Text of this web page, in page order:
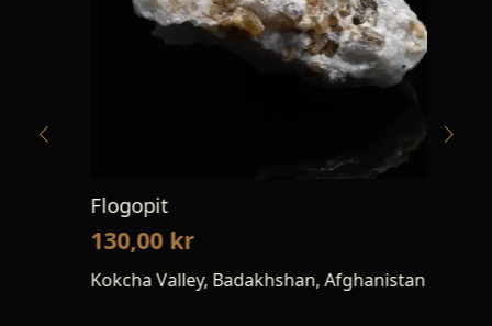
Flogopit
130,00kr
Kokcha Valley, Badakhshan, Afghanistan